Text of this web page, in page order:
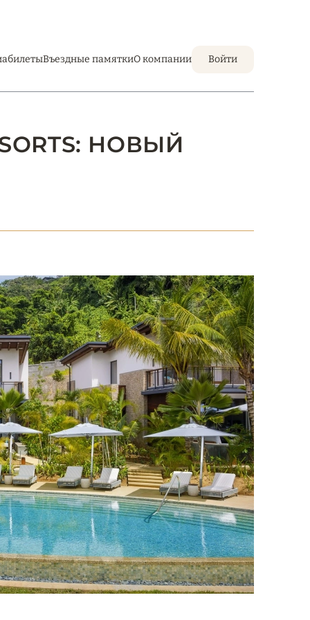
Въездные памяткиО компании Войти
НОВЫЙ